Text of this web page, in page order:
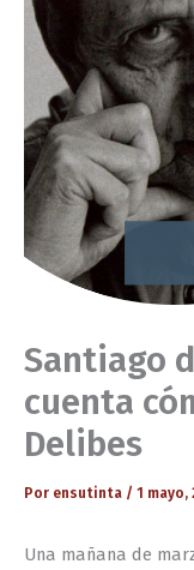
Santiago
cuenta
Delibes
Por ensutinta / 1 mayo,
Una mañana de